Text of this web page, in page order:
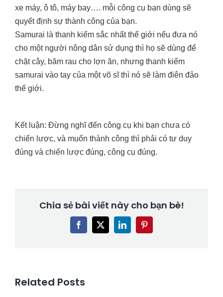
xe máy, ô tô, máy bay…. mỗi công cụ bạn dùng sẽ
quyết định sự thành công của bạn.
Samurai là thanh kiếm sắc nhất thế giới nếu đưa nó
cho một người nông dân sử dụng thì họ sẽ dùng để
chặt cây, băm rau cho lợn ăn, nhưng thanh kiếm
samurai vào tay của một võ sĩ thì nó sẽ làm điên đảo
thế giới.
Kết luận: Đừng nghĩ đến công cụ khi bạn chưa có
chiến lược, và muốn thành công thì phải có tư duy
đúng và chiến lược đúng, công cụ đúng.
Chia sẻ bài viết này cho bạn bè!
Facebook
X LinkedInPinterest
Related Posts